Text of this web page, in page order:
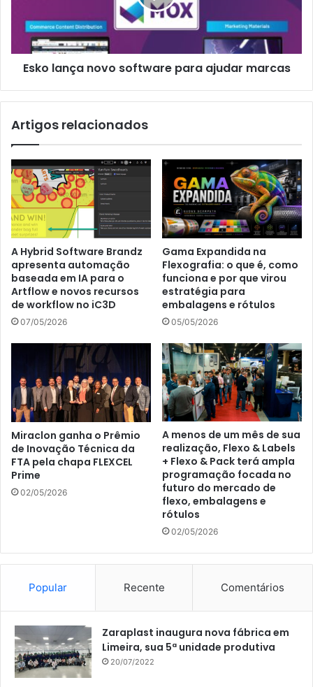
marcas
Esko lança novo software para ajudar marcas
Artigos relacionados
A Hybrid Software Brandz
apresenta automação
baseada em IA para o
Artflow e novos recursos
de workflow no iC3D
07/05/2026
Gama Expandida na
Flexografia: o que é, como
funciona e por que virou
estratégia para
embalagens e rótulos
05/05/2026
Miraclon ganha o Prêmio
de Inovação Técnica da
FTA pela chapa FLEXCEL
Prime
02/05/2026
A menos de um mês de sua
realização, Flexo & Labels
+ Flexo & Pack terá ampla
programação focada no
futuro do mercado de
flexo, embalagens e
rótulos
02/05/2026
Popular Recente Comentários
Zaraplast inaugura nova fábrica em
Limeira, sua 5ª unidade produtiva
20/07/2022